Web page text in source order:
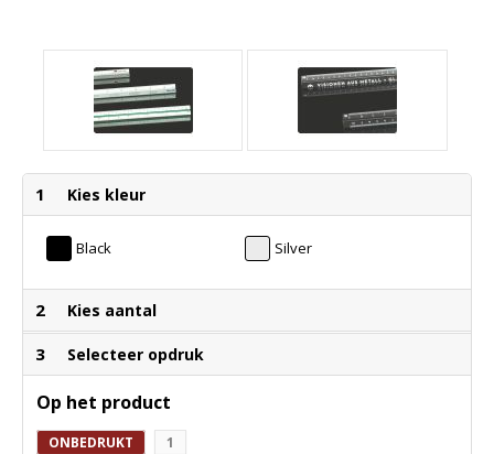
1 Kies kleur
Black Silver
2 Kies aantal
3 Selecteer opdruk
Op het product
ONBEDRUKT 1